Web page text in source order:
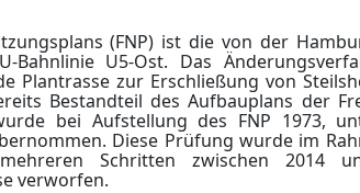
(FNP) ist die von der
U5-Ost. Das
Plantrasse zur Erschließung von
Bestandteil des Aufbauplans der
bei Aufstellung des FNP 1973,
Diese Prüfung wurde im
Schritten zwischen 2014
verworfen.